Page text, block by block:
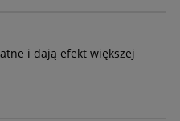
i dają efekt większej